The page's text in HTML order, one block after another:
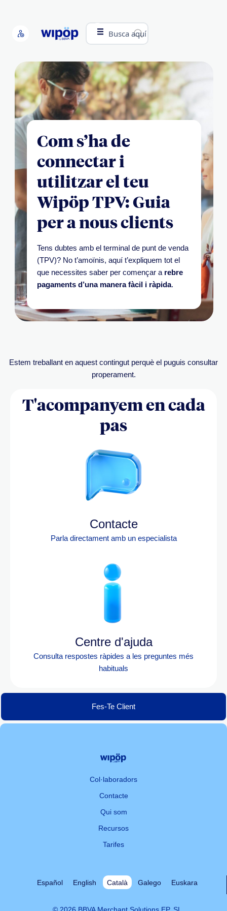
Busca aquí
Com s’ha de
connectar i
utilitzar el teu
Wipöp TPV: Guia
per a nous clients
Tens dubtes amb el terminal de punt de venda
(TPV)? No t’amoïnis, aquí t’expliquem tot el
que necessites saber per començar a rebre
pagaments d’una manera fàcil i ràpida.
Estem treballant en aquest contingut perquè el puguis consultar
properament.
T'acompanyem en cada
pas
Contacte
Parla directament amb un especialista
Centre d'ajuda
Consulta respostes ràpides a les preguntes més
habituals
Fes-Te Client
Col·laboradors
Contacte
Qui som
Recursos
Tarifes
Español English Català Galego Euskara